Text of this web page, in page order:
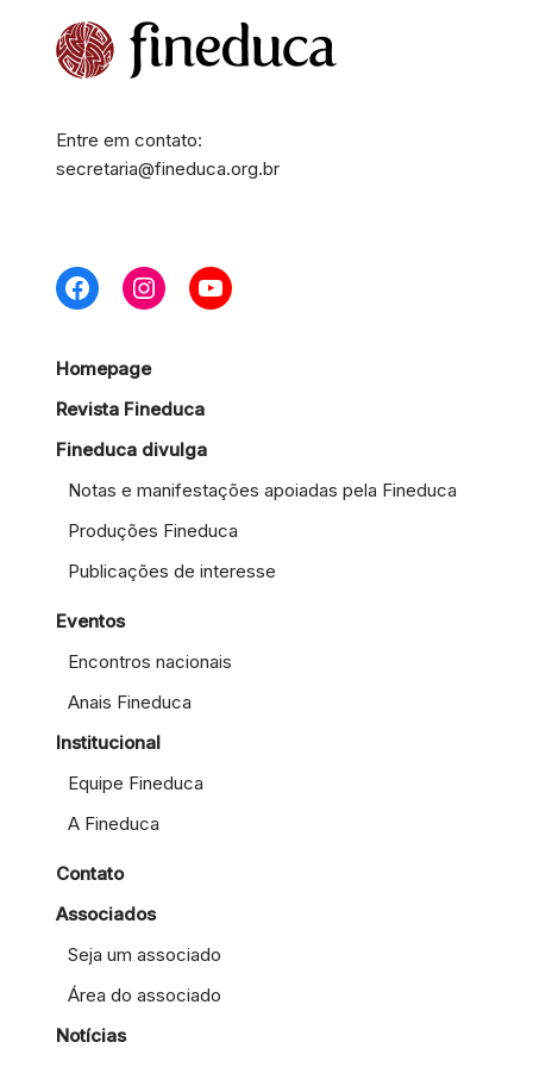
Entre em contato:
secretaria@fineduca.org.br
Homepage
Revista Fineduca
Fineduca divulga
Notas e manifestações apoiadas pela Fineduca
Produções Fineduca
Publicações de interesse
Eventos
Encontros nacionais
Anais Fineduca
Institucional
Equipe Fineduca
A Fineduca
Contato
Associados
Seja um associado
Área do associado
Notícias